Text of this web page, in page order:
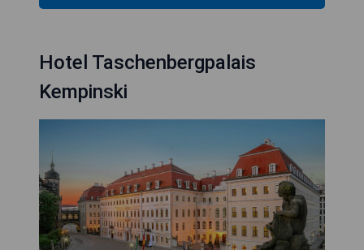
Hotel Taschenbergpalais
Kempinski